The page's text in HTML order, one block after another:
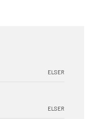
ELSER
ELSER